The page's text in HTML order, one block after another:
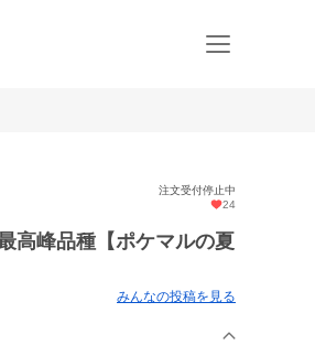
注文受付停止中
24
高峰品種【ポケマルの夏
みんなの投稿を見る